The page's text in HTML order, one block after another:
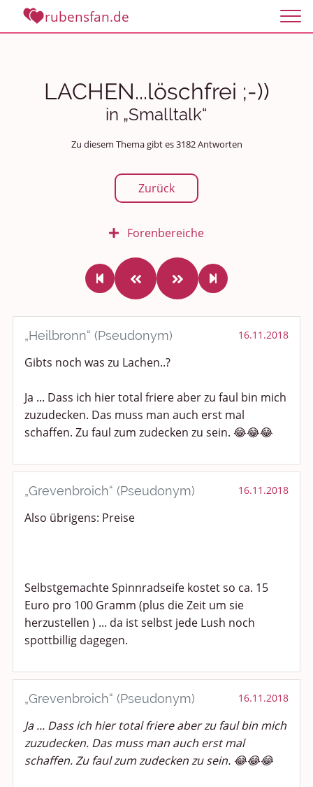
rubensfan.de
LACHEN...löschfrei ;-))
in „Smalltalk“
Zu diesem Thema gibt es 3182 Antworten
Zurück
Forenbereiche
Rundum Leben
Politik und Weltgeschehen
Smalltalk
Persönliches
Treffen und Stammtische
Ü100 Party - Fanecke
Gesundheit & Wellness
Sport & Freizeit
Shopping und Bekleidung
Medien & Showgeschäft
Kochen, Backen und Genießen
Spiel, Spaß und Sinnlosigkeit
Gewicht reduzieren
Archiv
„Heilbronn“ (Pseudonym) 16.11.2018
Gibts noch was zu Lachen..?
Ja ... Dass ich hier total friere aber zu faul bin mich
zuzudecken. Das muss man auch erst mal
schaffen. Zu faul zum zudecken zu sein. 😂😂😂
„Grevenbroich“ (Pseudonym) 16.11.2018
Also übrigens: Preise
Selbstgemachte Spinnradseife kostet so ca. 15
Euro pro 100 Gramm (plus die Zeit um sie
herzustellen ) ... da ist selbst jede Lush noch
spottbillig dagegen.
„Grevenbroich“ (Pseudonym) 16.11.2018
Ja ... Dass ich hier total friere aber zu faul bin mich
zuzudecken. Das muss man auch erst mal
schaffen. Zu faul zum zudecken zu sein. 😂😂😂